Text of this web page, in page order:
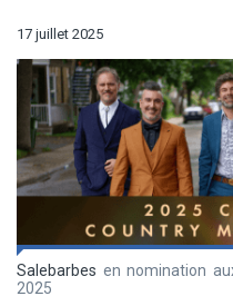
17 juillet 2025
Salebarbes en nomination
2025